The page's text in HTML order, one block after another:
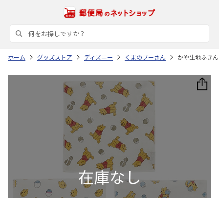
ホーム グッズストア ディズニー くまのプーさん かや生地ふき